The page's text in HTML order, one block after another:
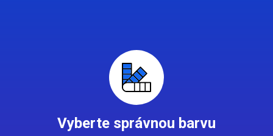
Vyberte správnou barvu